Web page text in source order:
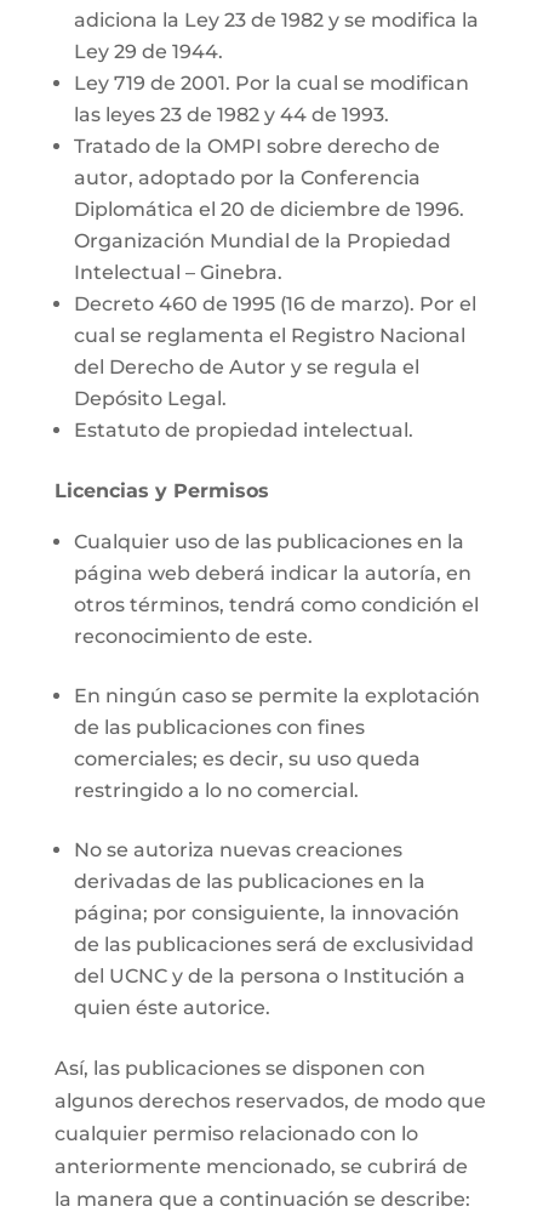
adiciona la Ley 23 de 1982 y se modifica la
Ley 29 de 1944.
Ley 719 de 2001. Por la cual se modifican
las leyes 23 de 1982 y 44 de 1993.
Tratado de la OMPI sobre derecho de
autor, adoptado por la Conferencia
Diplomática el 20 de diciembre de 1996.
Organización Mundial de la Propiedad
Intelectual – Ginebra.
Decreto 460 de 1995 (16 de marzo). Por el
cual se reglamenta el Registro Nacional
del Derecho de Autor y se regula el
Depósito Legal.
Estatuto de propiedad intelectual.
Licencias y Permisos
Cualquier uso de las publicaciones en la
página web deberá indicar la autoría, en
otros términos, tendrá como condición el
reconocimiento de este.
En ningún caso se permite la explotación
de las publicaciones con fines
comerciales; es decir, su uso queda
restringido a lo no comercial.
No se autoriza nuevas creaciones
derivadas de las publicaciones en la
página; por consiguiente, la innovación
de las publicaciones será de exclusividad
del UCNC y de la persona o Institución a
quien éste autorice.
Así, las publicaciones se disponen con
algunos derechos reservados, de modo que
cualquier permiso relacionado con lo
anteriormente mencionado, se cubrirá de
la manera que a continuación se describe: